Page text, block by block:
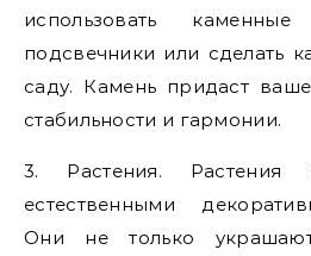
использовать
подсвечники или сделать
саду. Камень придаст
стабильности и гармонии.
3. Растения. Растения
естественными
Они не только